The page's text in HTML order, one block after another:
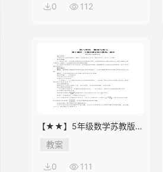
0 112
【★★】5年级数学苏教版下
册教案第8单元《单元复习》
教案
0 111